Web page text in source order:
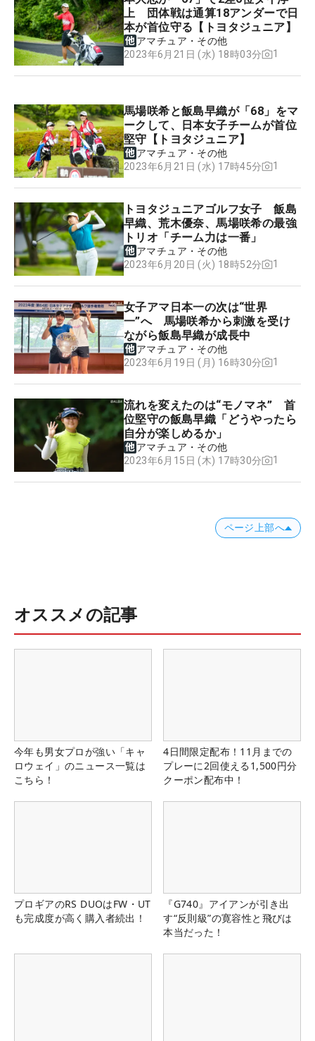
上 団体戦は通算18アンダーで日
本が首位守る【トヨタジュニア】
アマチュア・その他
2023年6月21日 (水) 18時03分
1
馬場咲希と飯島早織が「68」をマ
ークして、日本女子チームが首位
堅守【トヨタジュニア】
アマチュア・その他
2023年6月21日 (水) 17時45分
1
トヨタジュニアゴルフ女子 飯島
早織、荒木優奈、馬場咲希の最強
トリオ「チーム力は一番」
アマチュア・その他
2023年6月20日 (火) 18時52分
1
女子アマ日本一の次は“世界
一”へ 馬場咲希から刺激を受け
ながら飯島早織が成長中
アマチュア・その他
2023年6月19日 (月) 16時30分
1
流れを変えたのは“モノマネ” 首
位堅守の飯島早織「どうやったら
自分が楽しめるか」
アマチュア・その他
2023年6月15日 (木) 17時30分
1
ページ上部へ
オススメの記事
今年も男女プロが強い「キャ
ロウェイ」のニュース一覧は
こちら！
4日間限定配布！11月までの
プレーに2回使える1,500円分
クーポン配布中！
プロギアのRS DUOはFW・UT
も完成度が高く購入者続出！
『G740』アイアンが引き出
す“反則級”の寛容性と飛びは
本当だった！